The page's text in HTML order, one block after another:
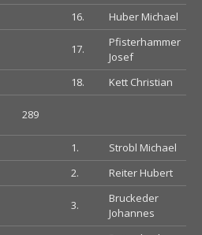
16.
Huber Michael
17.
Pfisterhammer
Josef
18.
Kett Christian
289
1.
Strobl Michael
2.
Reiter Hubert
3.
Bruckeder
Johannes